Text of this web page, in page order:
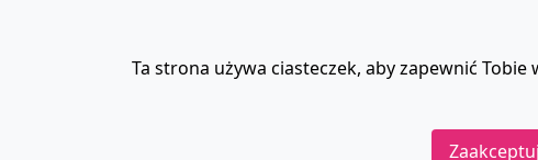
Ta strona używa ciasteczek, aby zapewnić